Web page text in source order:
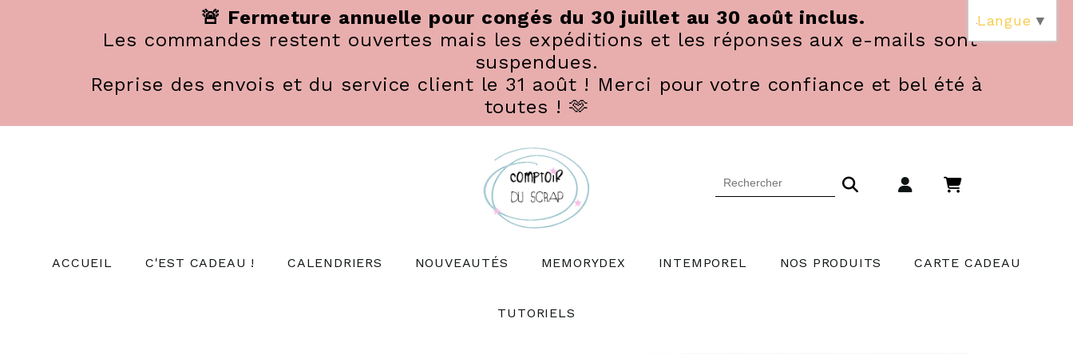
🚨 Fermeture annuelle pour congés du 30 juillet au 30 août inclus.
Les commandes restent ouvertes mais les expéditions et les réponses aux e-mails sont
suspendues.
Reprise des envois et du service client le 31 août ! Merci pour votre confiance et bel été à
toutes ! 🫶
ACCUEIL C'EST CADEAU ! CALENDRIERS NOUVEAUTÉS MEMORYDEX INTEMPOREL NOS PRODUITS CARTE CADEAU
TUTORIELS
Langue ▼